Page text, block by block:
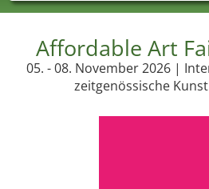
Affordable Art
05. - 08. November 2026 |
zeitgenössische
Messenamen Länder